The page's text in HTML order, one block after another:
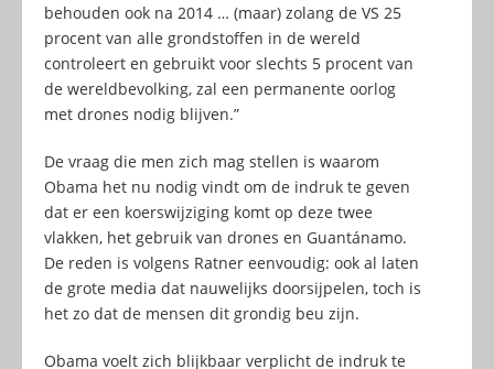
behouden ook na 2014 … (maar) zolang de VS 25
procent van alle grondstoffen in de wereld
controleert en gebruikt voor slechts 5 procent van
de wereldbevolking, zal een permanente oorlog
met drones nodig blijven.”
De vraag die men zich mag stellen is waarom
Obama het nu nodig vindt om de indruk te geven
dat er een koerswijziging komt op deze twee
vlakken, het gebruik van drones en Guantánamo.
De reden is volgens Ratner eenvoudig: ook al laten
de grote media dat nauwelijks doorsijpelen, toch is
het zo dat de mensen dit grondig beu zijn.
Obama voelt zich blijkbaar verplicht de indruk te